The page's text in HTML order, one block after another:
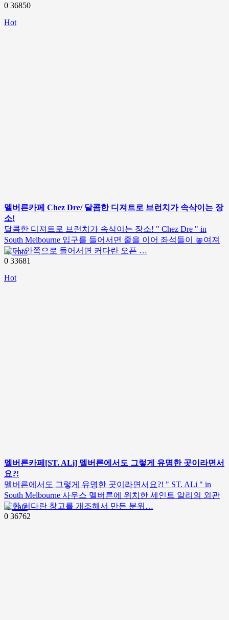
0 36850
Hot
멜버른카페 Chez Dre/ 달콤한 디져트로 브런치가 속삭이는 장
소!
달콤한 디져트로 브런치가 속삭이는 장소! " Chez Dre " in
South Melbourne 입구를 들어서면 줄을 이어 좌석들이 놓여져
있다. 안쪽으로 들어서면 커다란 오픈 …
cafe
0 33681
Hot
멜버른카페[ST. ALi] 멜버른에서도 그렇게 유명한 곳이라면서
요?!
멜버른에서도 그렇게 유명한 곳이라면서요?! " ST. ALi " in
South Melbourne 사우스 멜버른에 위치한 세인트 알리의 외관
또한 커다란 창고를 개조해서 만든 분위…
cafe
0 36762